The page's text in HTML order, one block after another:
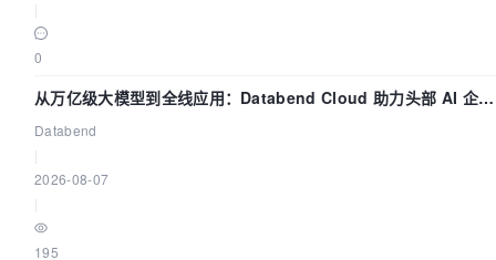
0
从万亿级大模型到全线应用：Databend Cloud 助力头部 AI 企业
构建全链路 Trace 数据管道
Databend
2026-08-07
195